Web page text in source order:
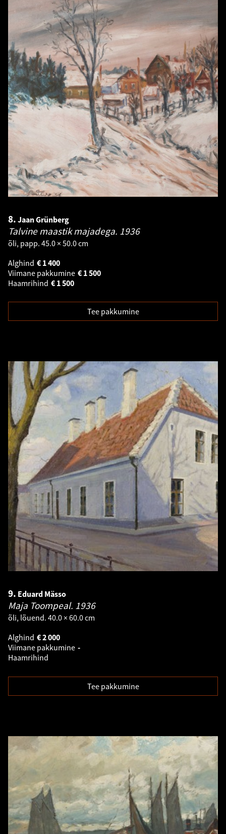
8. Jaan Grünberg
Talvine maastik majadega. 1936
õli, papp. 45.0 × 50.0 cm
Alghind
1 400
€
Viimane pakkumine
1 500
€
Haamrihind
1 500
€
Tee pakkumine
9. Eduard Mässo
Maja Toompeal. 1936
õli, lõuend. 40.0 × 60.0 cm
Alghind
2 000
€
Viimane pakkumine -
Haamrihind
Tee pakkumine